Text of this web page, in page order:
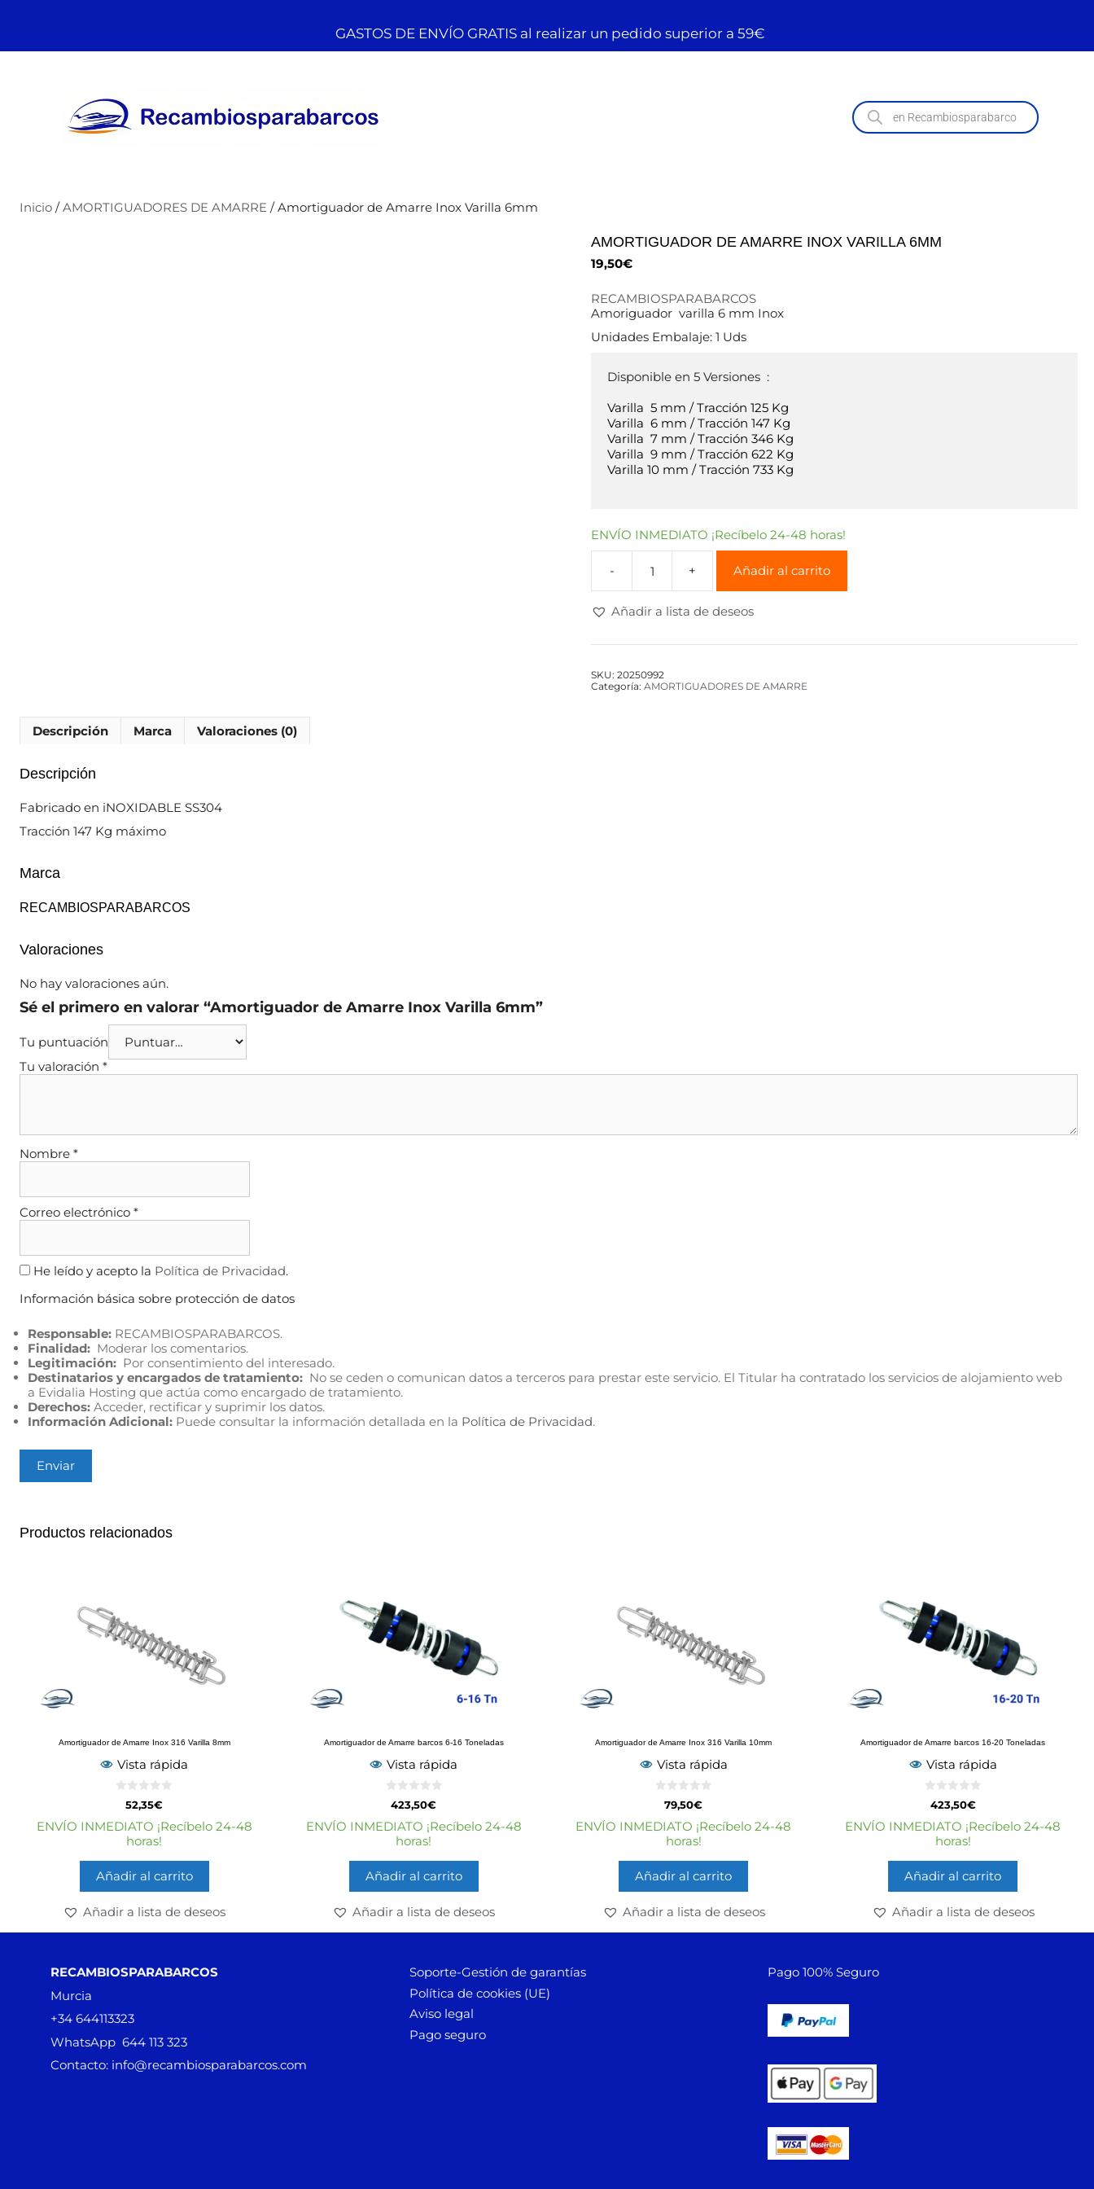
GASTOS DE ENVÍO GRATIS al realizar un pedido superior a 59€
Inicio /AMORTIGUADORES DE AMARRE / Amortiguador de Amarre Inox Varilla 6mm
AMORTIGUADOR DE AMARRE INOX VARILLA 6MM
19,50€
RECAMBIOSPARABARCOS
Amoriguador varilla 6 mm Inox
Unidades Embalaje: 1 Uds
Disponible en 5 Versiones  :
Varilla  5 mm / Tracción 125 Kg
Varilla  6 mm / Tracción 147 Kg
Varilla  7 mm / Tracción 346 Kg
Varilla  9 mm / Tracción 622 Kg
Varilla 10 mm / Tracción 733 Kg
ENVÍO INMEDIATO ¡Recíbelo 24-48 horas!
Añadir al carrito
Añadir a lista de deseos
SKU: 20250992
Categoría: AMORTIGUADORES DE AMARRE
Descripción Marca Valoraciones (0)
Descripción
Fabricado en iNOXIDABLE SS304
Tracción 147 Kg máximo
Marca
RECAMBIOSPARABARCOS
Valoraciones
No hay valoraciones aún.
Sé el primero en valorar “Amortiguador de Amarre Inox Varilla 6mm”
Tu puntuación
Tu valoración *
Nombre *
Correo electrónico *
He leído y acepto la Política de Privacidad.
Información básica sobre protección de datos
Responsable: RECAMBIOSPARABARCOS.
Finalidad: Moderar los comentarios.
Legitimación: Por consentimiento del interesado.
Destinatarios y encargados de tratamiento: No se ceden o comunican datos a terceros para prestar este servicio. El Titular ha contratado los servicios de alojamiento web
a Evidalia Hosting que actúa como encargado de tratamiento.
Derechos: Acceder, rectificar y suprimir los datos.
Información Adicional: Puede consultar la información detallada en la Política de Privacidad.
Productos relacionados
Amortiguador de Amarre Inox 316 Varilla 8mm
Vista rápida
e
5
52,35€
ENVÍO INMEDIATO ¡Recíbelo 24-48
horas!
Añadir al carrito
Añadir a lista de deseos
Amortiguador de Amarre barcos 6-16 Toneladas
Vista rápida
d
e
5
423,50€
ENVÍO INMEDIATO ¡Recíbelo 24-48
horas!
Añadir al carrito
Añadir a lista de deseos
Amortiguador de Amarre Inox 316 Varilla 10mm
Vista rápida
e
5
79,50€
ENVÍO INMEDIATO ¡Recíbelo 24-48
horas!
Añadir al carrito
Añadir a lista de deseos
Amortiguador de Amarre barcos 16-20 Toneladas
Vista rápida
d
e
5
423,50€
ENVÍO INMEDIATO ¡Recíbelo 24-48
horas!
Añadir al carrito
Añadir a lista de deseos
RECAMBIOSPARABARCOS
Murcia
+34 644113323
WhatsApp 644 113 323
Contacto: info@recambiosparabarcos.com
Soporte-Gestión de garantías
Política de cookies (UE)
Aviso legal
Pago seguro
Pago 100% Seguro